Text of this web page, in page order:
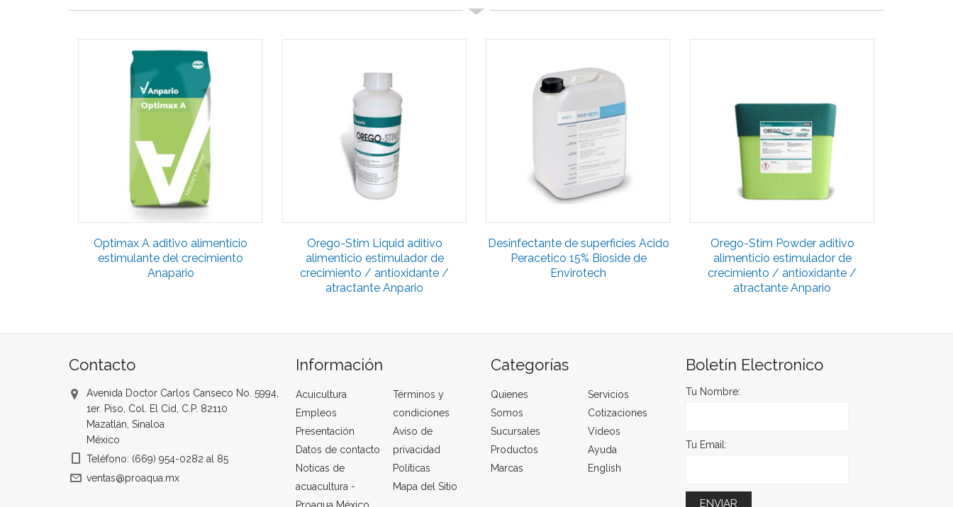
Optimax A aditivo alimenticio
estimulante del crecimiento
Anapario
Orego-Stim Liquid aditivo
alimenticio estimulador de
crecimiento / antioxidante /
atractante Anpario
Desinfectante de superficies Acido
Peracetico 15% Bioside de
Envirotech
Orego-Stim Powder aditivo
alimenticio estimulador de
crecimiento / antioxidante /
atractante Anpario
Contacto
Avenida Doctor Carlos Canseco No. 5994,
1er. Piso, Col. El Cid, C.P. 82110
Mazatlán, Sinaloa
México
Teléfono: (669) 954-0282 al 85
ventas@proaqua.mx
Información
Acuicultura
Empleos
Presentación
Datos de contacto
Noticas de
acuacultura -
Términos y
condiciones
Aviso de
privacidad
Políticas
Mapa del Sitio
Categorías
Quienes
Somos
Sucursales
Productos
Marcas
Servicios
Cotizaciones
Videos
Ayuda
English
Boletín Electronico
Tu Nombre:
Tu Email: